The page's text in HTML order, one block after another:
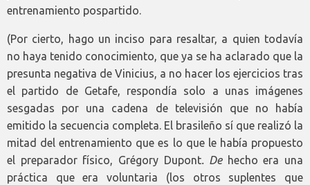
entrenamiento pospartido.
(Por cierto, hago un inciso para resaltar, a quien todavía
no haya tenido conocimiento, que ya se ha aclarado que la
presunta negativa de Vinicius, a no hacer los ejercicios tras
el partido de Getafe, respondía solo a unas imágenes
sesgadas por una cadena de televisión que no había
emitido la secuencia completa. El brasileño sí que realizó la
mitad del entrenamiento que es lo que le había propuesto
el preparador físico, Grégory Dupont. De hecho era una
práctica que era voluntaria (los otros suplentes que